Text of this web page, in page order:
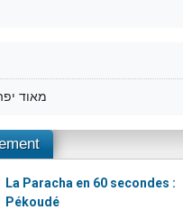
.מאוד
La Paracha en 60 secondes :
Pékoudé